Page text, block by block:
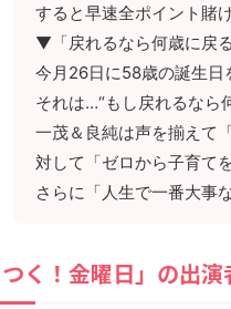
すると早速全ポイント賭
▼「戻れるなら何歳に戻
今月26日に58歳の誕生日
それは…“もし戻れるなら
一茂＆良純は声を揃えて
対して「ゼロから子育て
さらに「人生で一番大事
つく！金曜日」の出演